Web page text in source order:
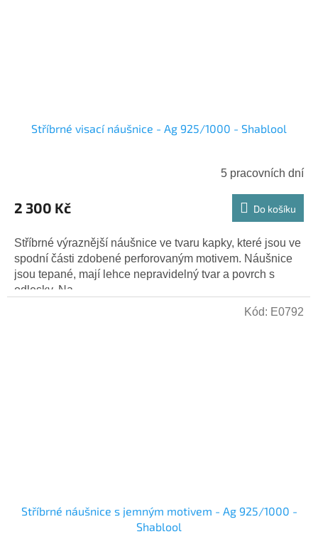
Stříbrné visací náušnice - Ag 925/1000 - Shablool
5 pracovních dní
2 300 Kč Do košíku
Stříbrné výraznější náušnice ve tvaru kapky, které jsou ve
spodní části zdobené perforovaným motivem. Náušnice
jsou tepané, mají lehce nepravidelný tvar a povrch s
odlesky. Na...
Stříbrné náušnice s jemným motivem - Ag 925/1000 -
Shablool
Kód: E0792